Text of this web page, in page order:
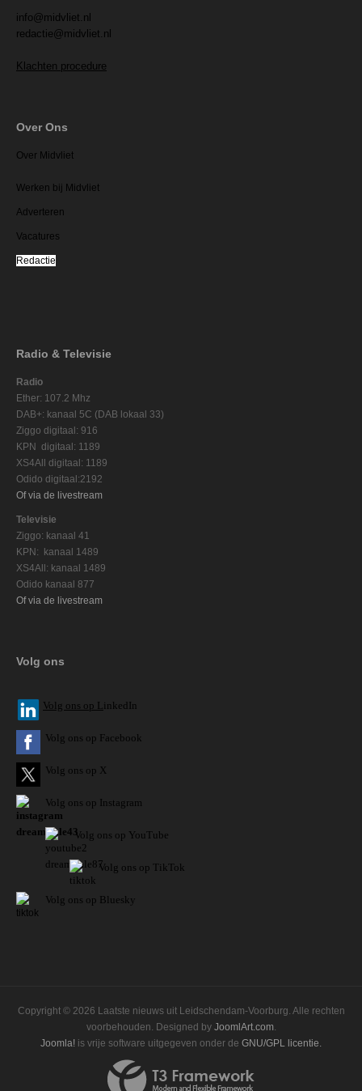
info@midvliet.nl
redactie@midvliet.nl
Klachten procedure
Over Ons
Over Midvliet
Werken bij Midvliet
Adverteren
Vacatures
Redactie
Radio & Televisie
Radio
Ether: 107.2 Mhz
DAB+: kanaal 5C (DAB lokaal 33)
Ziggo digitaal: 916
KPN digitaal: 1189
XS4All digitaal: 1189
Odido digitaal:2192
Of via de livestream
Televisie
Ziggo: kanaal 41
KPN: kanaal 1489
XS4All: kanaal 1489
Odido kanaal 877
Of via de livestream
Volg ons
Volg ons op L inkedIn
Volg ons op Facebook
Volg ons op X
Volg ons op Instagram
Volg ons op YouTube
Volg ons op TikTok
Volg ons op Bluesky
Copyright © 2026 Laatste nieuws uit Leidschendam-Voorburg. Alle rechten
voorbehouden. Designed by JoomlArt.com.
Joomla! is vrije software uitgegeven onder de GNU/GPL licentie.